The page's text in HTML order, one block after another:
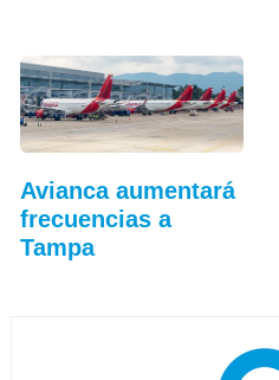
Avianca aumentará
frecuencias a
Tampa